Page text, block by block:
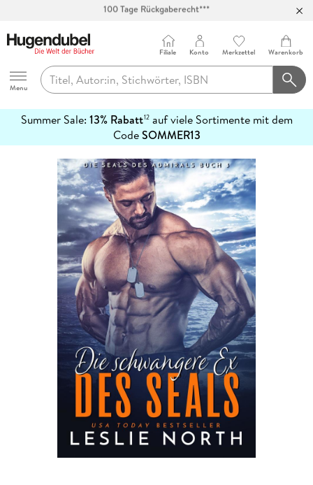
Abholung in über 100 Filialen
Hugendubel
Menu
Filiale Konto Merkzettel Warenkorb
Summer Sale: 13% Rabatt12auf viele Sortimente mit dem
CodeSOMMER13
erfahren